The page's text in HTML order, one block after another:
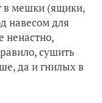
в мешки (ящики,
навесом для
ненастно,
сушить
да и гнилых в